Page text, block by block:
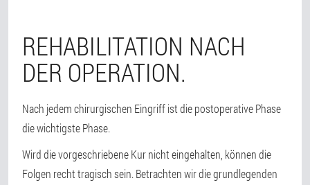
REHABILITATION NACH
DER OPERATION.
Nach jedem chirurgischen Eingriff ist die postoperative Phase
die wichtigste Phase.
Wird die vorgeschriebene Kur nicht eingehalten, können die
Folgen recht tragisch sein. Betrachten wir die grundlegenden